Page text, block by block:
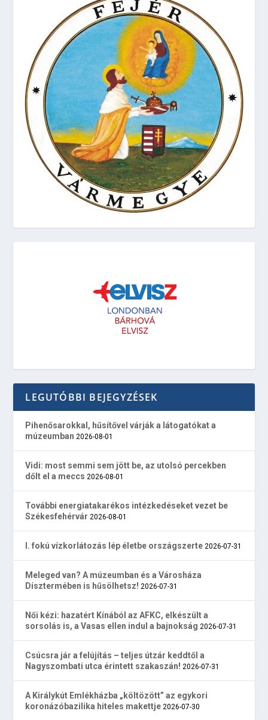
LEGUTÓBBI BEJEGYZÉSEK
Pihenősarokkal, hűsítővel várják a látogatókat a
múzeumban 2026-08-01
Vidi: most semmi sem jött be, az utolsó percekben
dőlt el a meccs 2026-08-01
További energiatakarékos intézkedéseket vezet be
Székesfehérvár 2026-08-01
I. fokú vízkorlátozás lép életbe országszerte 2026-07-31
Meleged van? A múzeumban és a Városháza
Dísztermében is hűsölhetsz! 2026-07-31
Női kézi: hazatért Kínából az AFKC, elkészült a
sorsolás is, a Vasas ellen indul a bajnokság 2026-07-31
Csúcsra jár a felújítás – teljes útzár keddtől a
Nagyszombati utca érintett szakaszán! 2026-07-31
A Királykút Emlékházba „költözött” az egykori
koronázóbazilika hiteles makettje 2026-07-30